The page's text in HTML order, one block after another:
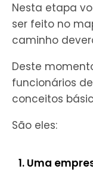
Nesta etapa
ser feito no
caminho
Deste
funcionários
conceitos
São eles:
Uma